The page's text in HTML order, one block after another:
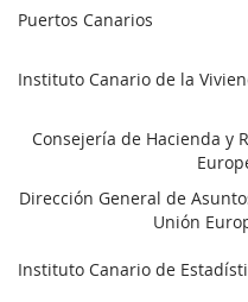
Puertos Canarios
Instituto Canario de la
Consejería de Hacienda y
Dirección General de
Unión
Instituto Canario de